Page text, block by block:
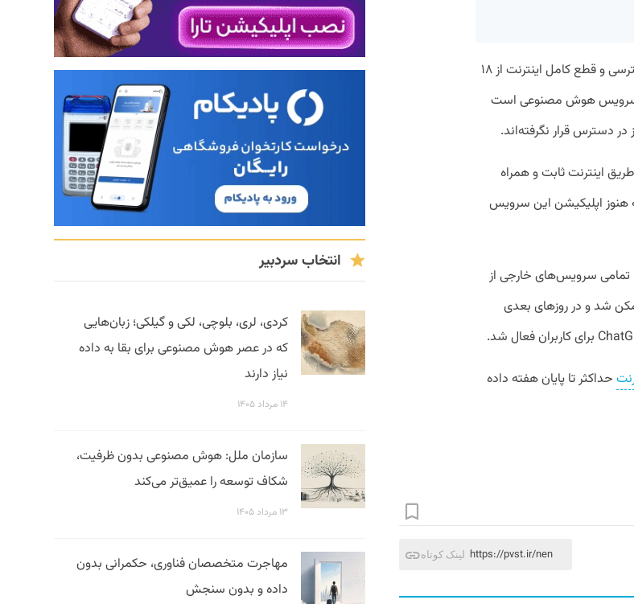
به‌گزارش پیوست،ChatGPT پس از اعمال محدودیت‌های دسترسی و قطع کامل اینترنت از ۱۸
تنها سرویس هوش مصنوعی است
دسترس قرار نگرفته‌اند.
اینترنت ثابت و همراه
اپلیکیشن این سرویس
آغاز شد؛ تقریبا تمامی سرویس‌های خارجی از
شد و در روزهای بعدی
حداکثر تا پایان هفته داده
لینک کوتاه https://pvst.ir/nen
انتخاب سردبیر
کردی، لری، بلوچی، لکی و گیلکی؛ زبان‌هایی
که در عصر هوش مصنوعی برای بقا به داده
نیاز دارند
۱۴ مرداد ۱۴۰۵
سازمان ملل: هوش مصنوعی بدون ظرفیت،
شکاف توسعه را عمیق‌تر می‌کند
۱۳ مرداد ۱۴۰۵
مهاجرت متخصصان فناوری، حکمرانی بدون
داده و بدون سنجش